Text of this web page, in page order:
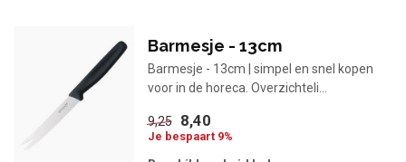
Barmesje - 13cm
Barmesje - 13cm | simpel en snel kopen
voor in de horeca. Overzichteli...
9,25 8,40
Je bespaart 9%